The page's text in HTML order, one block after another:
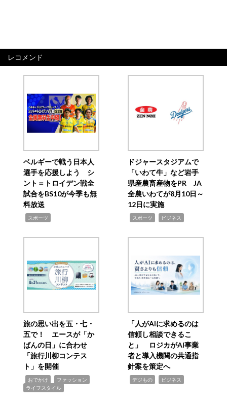
レコメンド
ベルギーで戦う日本人
選手を応援しよう シ
ント＝トロイデン戦全
試合をBS10が今季も無
料放送
スポーツ
ドジャースタジアムで
「いわて牛」など岩手
県産農畜産物をPR JA
全農いわてが8月10日～
12日に実施
スポーツ ビジネス
旅の思い出を五・七・
五で！ エースが「か
ばんの日」に合わせ
「旅行川柳コンテス
ト」を開催
おでかけ ファッション
ライフスタイル
「人がAIに求めるのは
信頼し相談できるこ
と」 ロジカがAI事業
者と導入機関の共通指
針案を策定へ
デジもの ビジネス